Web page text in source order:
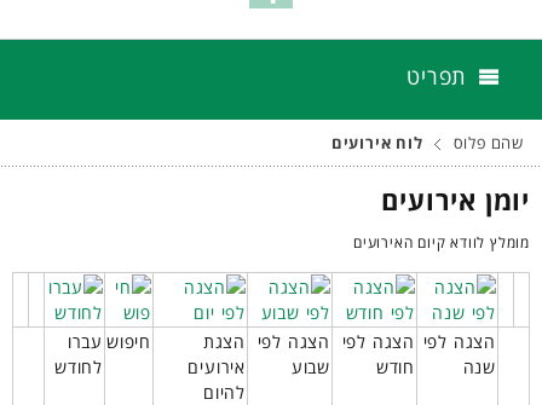
תפריט
שהם פלוס לוח אירועים
יומן אירועים
מומלץ לוודא קיום האירועים
הצגה לפי
שנה
הצגה לפי
חודש
הצגה לפי
שבוע
הצגת
אירועים
להיום
חיפוש עברו
לחודש